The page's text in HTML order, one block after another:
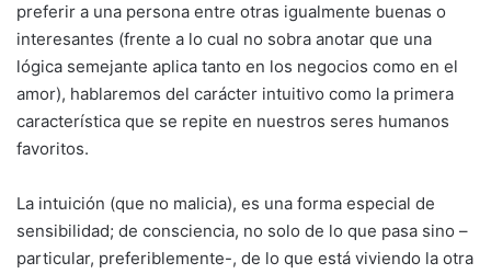
preferir a una persona entre otras igualmente buenas o
interesantes (frente a lo cual no sobra anotar que una
lógica semejante aplica tanto en los negocios como en el
amor), hablaremos del carácter intuitivo como la primera
característica que se repite en nuestros seres humanos
favoritos.
La intuición (que no malicia), es una forma especial de
sensibilidad; de consciencia, no solo de lo que pasa sino –
particular, preferiblemente-, de lo que está viviendo la otra